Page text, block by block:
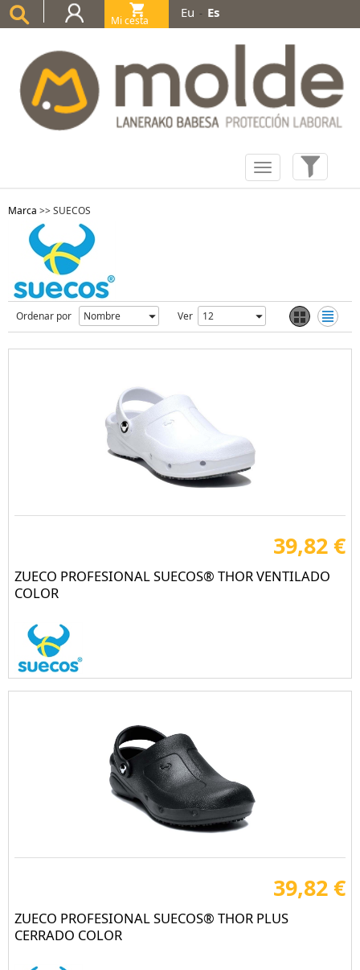
Mi cesta
(0)
Eu - Es
Marca >>SUECOS
Ordenar por Ver
39,82 €
ZUECO PROFESIONAL SUECOS® THOR VENTILADO
COLOR
39,82 €
ZUECO PROFESIONAL SUECOS® THOR PLUS
CERRADO COLOR